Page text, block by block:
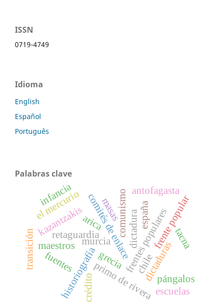
ISSN
0719-4749
Idioma
English
Español
Português
Palabras clave
frentes populares
comités de enlace
murcia
retaguardia
historiografía
fuentes
dictaduraespaña
primo de rivera
chile
dictaduraspángalos
grecia
kazantzakis comunismo frente popular
masas
transición
el mercurio
crédito escuelas
antofagasta
infancia
maestros
arica
tacna